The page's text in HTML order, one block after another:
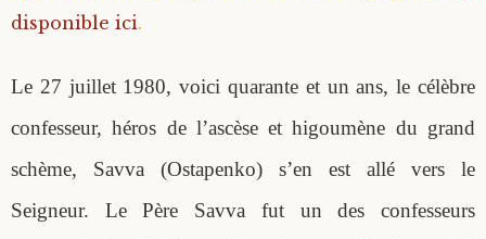
disponible ici.
Le 27 juillet 1980, voici quarante et un ans, le célèbre
confesseur, héros de l’ascèse et higoumène du grand
schème, Savva (Ostapenko) s’en est allé vers le
Seigneur. Le Père Savva fut un des confesseurs